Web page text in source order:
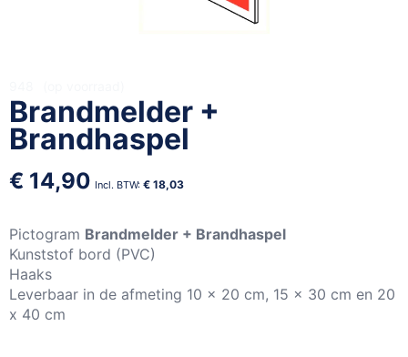
Brandmelder +
Brandhaspel
€ 14,90 € 18,03
Pictogram Brandmelder + Brandhaspel
Kunststof bord (PVC)
Haaks
Leverbaar in de afmeting 10 x 20 cm, 15 x 30 cm en 20
x 40 cm
naar
het
begin
de
gallerij